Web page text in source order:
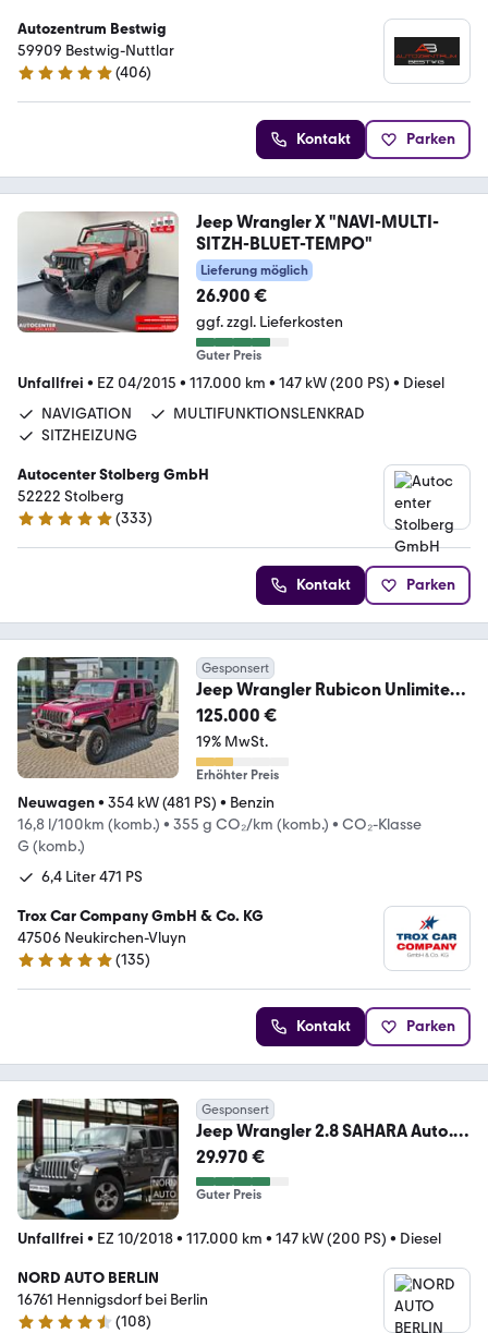
Autozentrum Bestwig
59909 Bestwig-Nuttlar
4.9 Sterne
(406)
Kontakt Parken
Jeep Wrangler X "NAVI-MULTI-
SITZH-BLUET-TEMPO"
Lieferung möglich
26.900 €
ggf. zzgl. Lieferkosten
Guter Preis
Unfallfrei • EZ 04/2015 • 117.000 km • 147 kW (200 PS) • Diesel
NAVIGATION
MULTIFUNKTIONSLENKRAD
SITZHEIZUNG
Autocenter Stolberg GmbH
52222 Stolberg
4.9 Sterne
(333)
Kontakt Parken
Gesponsert
Jeep Wrangler Rubicon Unlimited
392 Final Edition
125.000 €
19% MwSt.
Erhöhter Preis
Neuwagen• 354 kW (481 PS) • Benzin
16,8 l/100km (komb.) • 355 g CO₂/km (komb.) • CO₂-Klasse
G (komb.)
6,4 Liter 471 PS
Trox Car Company GmbH & Co. KG
47506 Neukirchen-Vluyn
5 Sterne
(135)
Kontakt Parken
Gesponsert
Jeep Wrangler 2.8 SAHARA Auto.
Navi/Leder/Ahk/LED
29.970 €
Guter Preis
Unfallfrei • EZ 10/2018• 117.000 km • 147 kW (200 PS) • Diesel
NORD AUTO BERLIN
16761 Hennigsdorf bei Berlin
(108)